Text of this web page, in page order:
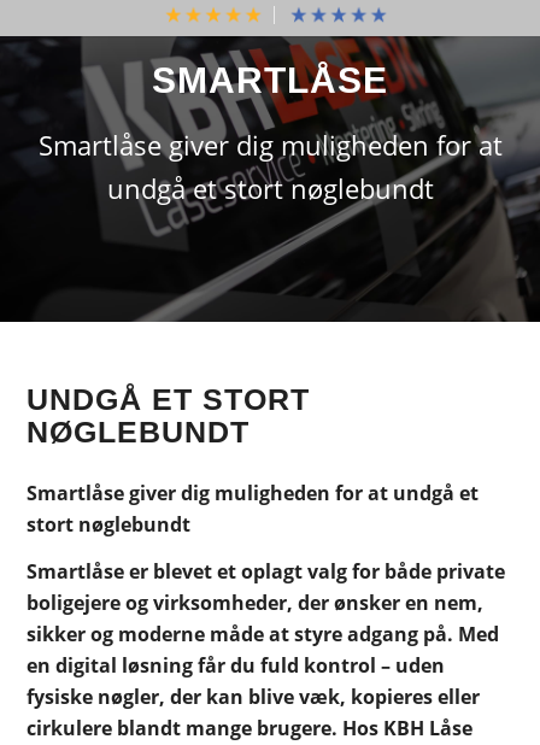
SMARTLÅSE
Smartlåse giver dig muligheden for at
undgå et stort nøglebundt
UNDGÅ ET STORT
NØGLEBUNDT
Smartlåse giver dig muligheden for at undgå et
stort nøglebundt
Smartlåse er blevet et oplagt valg for både private
boligejere og virksomheder, der ønsker en nem,
sikker og moderne måde at styre adgang på. Med
en digital løsning får du fuld kontrol – uden
fysiske nøgler, der kan blive væk, kopieres eller
cirkulere blandt mange brugere. Hos KBH Låse